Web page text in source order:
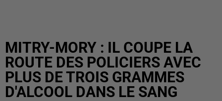
MITRY-MORY : IL COUPE LA
ROUTE DES POLICIERS AVEC
PLUS DE TROIS GRAMMES
D'ALCOOL DANS LE SANG